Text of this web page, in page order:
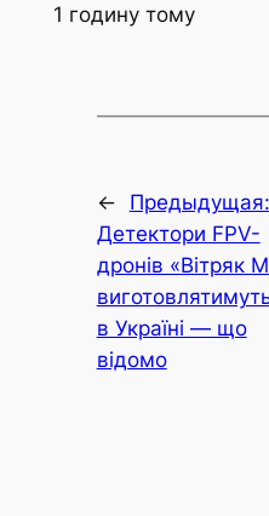
1 годину тому
←
Предыдущая:
Детектори FPV-
дронів «Вітряк
в Україні — що
відомо